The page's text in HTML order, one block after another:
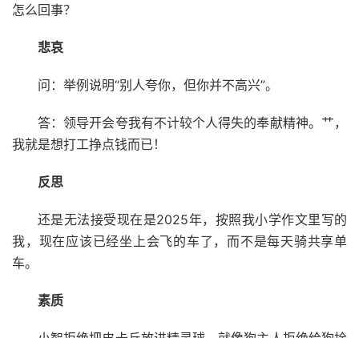
怎么回事？
悲哀
问：举例说明“别人夸你，但你并不高兴”。
答：领导开会夸我有不计较个人得失的奉献精神。艹，
我就是想打工挣点钱而已！
反思
还是无法接受现在是2025年，按照我小学作文里写的
我，现在应该已经坐上会飞的车了，而不是每天骑共享单
车。
素质